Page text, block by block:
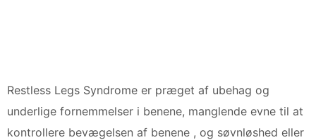
Restless Legs Syndrome er præget af ubehag og
underlige fornemmelser i benene, manglende evne til at
kontrollere bevægelsen af benene , og søvnløshed eller